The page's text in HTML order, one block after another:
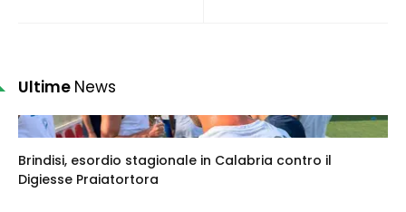
Ultime News
Brindisi, esordio stagionale in Calabria contro il
Digiesse Praiatortora